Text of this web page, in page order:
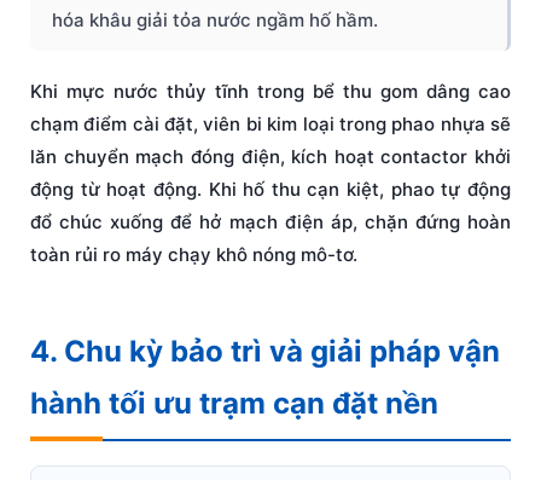
hóa khâu giải tỏa nước ngầm hố hầm.
Khi mực nước thủy tĩnh trong bể thu gom dâng cao
chạm điểm cài đặt, viên bi kim loại trong phao nhựa sẽ
lăn chuyển mạch đóng điện, kích hoạt contactor khởi
động từ hoạt động. Khi hố thu cạn kiệt, phao tự động
đổ chúc xuống để hở mạch điện áp, chặn đứng hoàn
toàn rủi ro máy chạy khô nóng mô-tơ.
4. Chu kỳ bảo trì và giải pháp vận
hành tối ưu trạm cạn đặt nền